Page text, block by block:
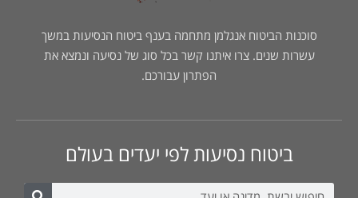
סוכנות הביטוח אנגלמן מתחמה בענף ביטוח הנסיעות במשך
עשרות שנים. צרו איתנו קשר בכל סוג של נסיעה ונמצא את
הפתרון עבורכם.
ביטוח נסיעות לפי יעדים בעולם